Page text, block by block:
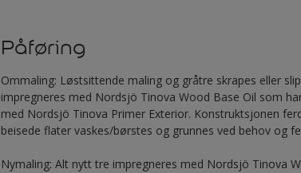
Påføring
Ommaling: Løstsittende maling og gråtre skrapes eller
impregneres med Nordsjö Tinova Wood Base Oil som
med Nordsjö Tinova Primer Exterior. Konstruktsjonen
beisede flater vaskes/børstes og grunnes ved behov og
Nymaling: Alt nytt tre impregneres med Nordsjö Tinova